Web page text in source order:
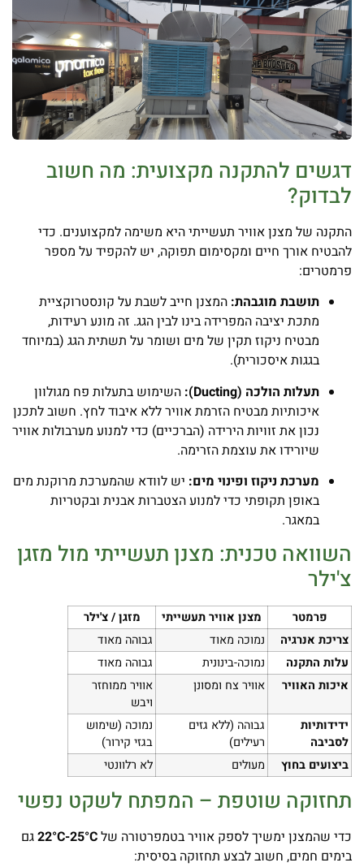
דגשים להתקנה מקצועית: מה חשוב
לבדוק?
התקנה של מצנן אוויר תעשייתי היא משימה למקצוענים. כדי
להבטיח אורך חיים ומקסימום תפוקה, יש להקפיד על מספר
פרמטרים:
תושבת מוגבהת: המצנן חייב לשבת על קונסטרוקציית
מתכת יציבה המפרידה בינו לבין הגג. זה מונע רעידות,
מבטיח ניקוז תקין של מים ושומר על תשתית הגג (במיוחד
בגגות איסכורית).
תעלות הולכה (Ducting):
השימוש בתעלות פח מגולוון
איכותיות מבטיח הזרמת אוויר ללא איבוד לחץ. חשוב לתכנן
נכון את זוויות הירידה (הברכיים) כדי למנוע מערבולות אוויר
שיורידו את עוצמת הזרימה.
מערכת ניקוז ופינוי מים: יש לוודא שהמערכת מרוקנת מים
באופן תקופתי כדי למנוע הצטברות אבנית ובקטריות
במאגר.
השוואה טכנית: מצנן תעשייתי מול מזגן
צ'ילר
פרמטר מצנן אוויר תעשייתי
מזגן / צ'ילר
צריכת אנרגיה
נמוכה מאוד
גבוהה מאוד
עלות התקנה
נמוכה-בינונית
גבוהה מאוד
איכות האוויר
אוויר צח ומסונן
אוויר ממוחזר
ויבש
ידידותיות
לסביבה
גבוהה (ללא גזים
רעילים)
נמוכה (שימוש
בגזי קירור)
ביצועים בחוץ
מעולים לא רלוונטי
תחזוקה שוטפת – המפתח לשקט נפשי
כדי שהמצנן ימשיך לספק אוויר בטמפרטורה של22°C-25°Cגם
בימים חמים, חשוב לבצע תחזוקה בסיסית: